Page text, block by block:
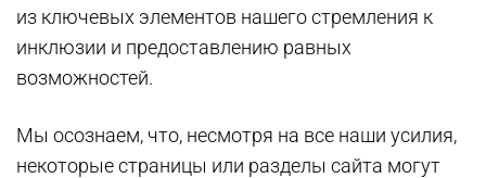
из ключевых элементов нашего стремления к
инклюзии и предоставлению равных
возможностей.
Мы осознаем, что, несмотря на все наши усилия,
некоторые страницы или разделы сайта могут